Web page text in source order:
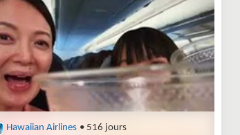
Hawaiian Airlines • 516 jours